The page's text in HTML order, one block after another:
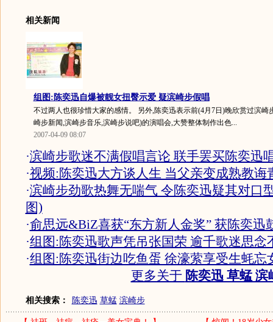
相关新闻
组图:陈奕迅自爆被靓女扭臀示爱 疑滨崎步假唱
不过两人也很珍惜大家的感情。 另外,陈奕迅表示前(4月7日)晚欣赏过滨崎
崎步新闻,滨崎步音乐,滨崎步说吧)的演唱会,大赞整体制作出色...
2007-04-09 08:07
·滨崎步歌迷不满假唱言论 联手罢买陈奕迅
·视频:陈奕迅大方谈人生 当父亲变成熟教诲
·滨崎步劲歌热舞无喘气 令陈奕迅疑其对口
图)
·俞思远&BiZ喜获“东方新人金奖” 获陈奕迅
·组图:陈奕迅歌声凭吊张国荣 逾千歌迷思念
·组图:陈奕迅街边吃鱼蛋 徐濠萦享受生蚝忘
更多关于 陈奕迅 草蜢 滨
相关搜索： 陈奕迅 草蜢 滨崎步